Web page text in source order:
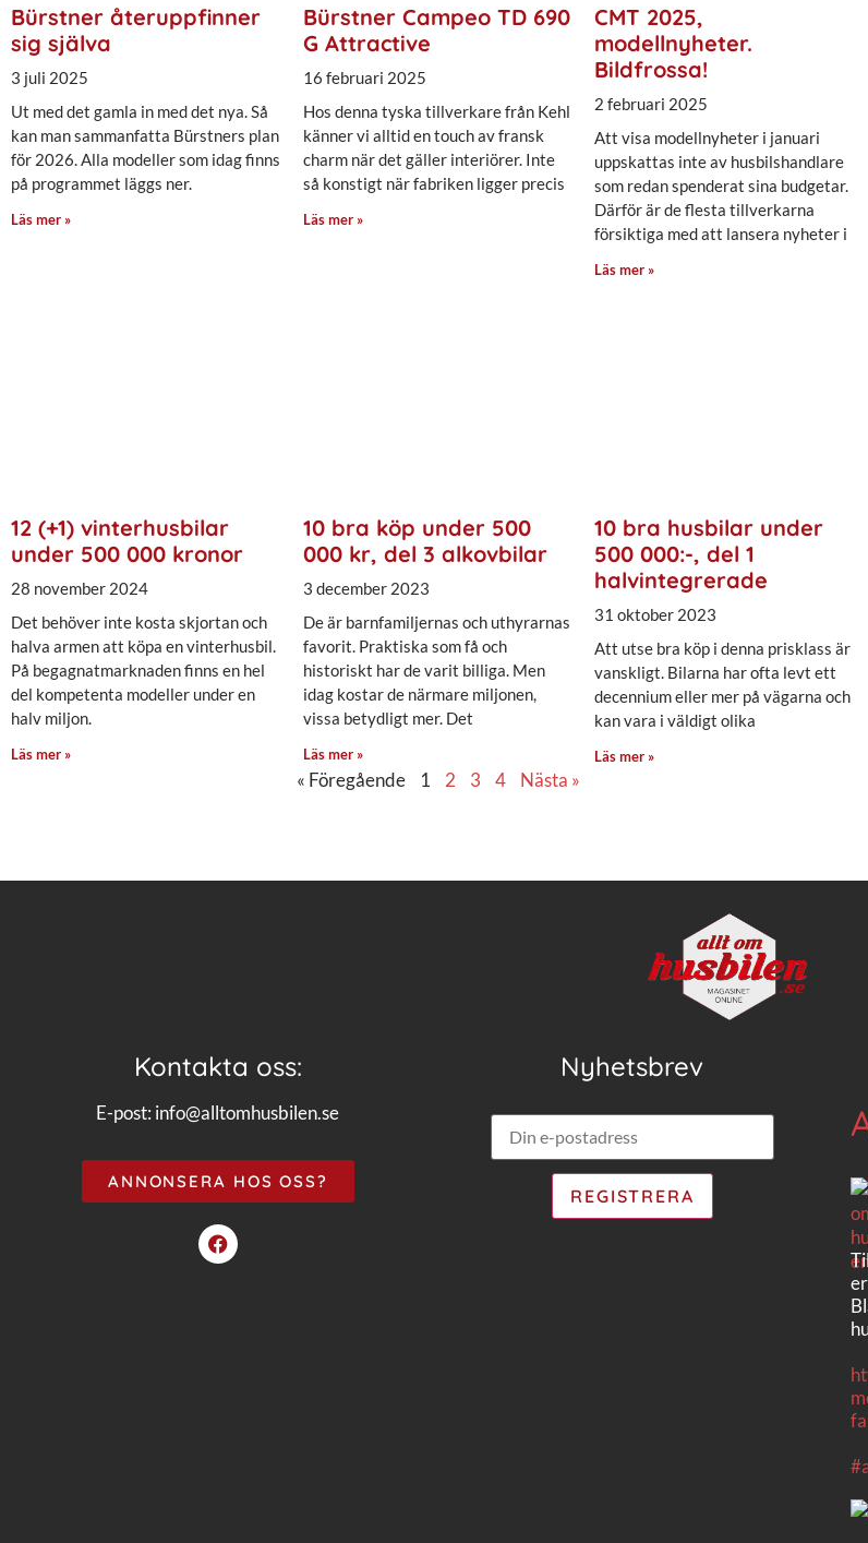
Bürstner återuppfinner
sig själva
3 juli 2025
Ut med det gamla in med det nya. Så
kan man sammanfatta Bürstners plan
för 2026. Alla modeller som idag finns
på programmet läggs ner.
Läs mer »
Bürstner Campeo TD 690
G Attractive
16 februari 2025
Hos denna tyska tillverkare från Kehl
känner vi alltid en touch av fransk
charm när det gäller interiörer. Inte
så konstigt när fabriken ligger precis
Läs mer »
CMT 2025,
modellnyheter.
Bildfrossa!
2 februari 2025
Att visa modellnyheter i januari
uppskattas inte av husbilshandlare
som redan spenderat sina budgetar.
Därför är de flesta tillverkarna
försiktiga med att lansera nyheter i
Läs mer »
12 (+1) vinterhusbilar
under 500 000 kronor
28 november 2024
Det behöver inte kosta skjortan och
halva armen att köpa en vinterhusbil.
På begagnatmarknaden finns en hel
del kompetenta modeller under en
halv miljon.
Läs mer »
10 bra köp under 500
000 kr, del 3 alkovbilar
3 december 2023
De är barnfamiljernas och uthyrarnas
favorit. Praktiska som få och
historiskt har de varit billiga. Men
idag kostar de närmare miljonen,
vissa betydligt mer. Det
Läs mer »
10 bra husbilar under
500 000:-, del 1
halvintegrerade
31 oktober 2023
Att utse bra köp i denna prisklass är
vanskligt. Bilarna har ofta levt ett
decennium eller mer på vägarna och
kan vara i väldigt olika
Läs mer »
« Föregående 1 2 3 4 Nästa »
Kontakta oss:
E-post: info@alltomhusbilen.se
ANNONSERA HOS OSS?
Nyhetsbrev